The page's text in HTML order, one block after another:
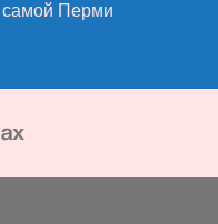
самой Перми